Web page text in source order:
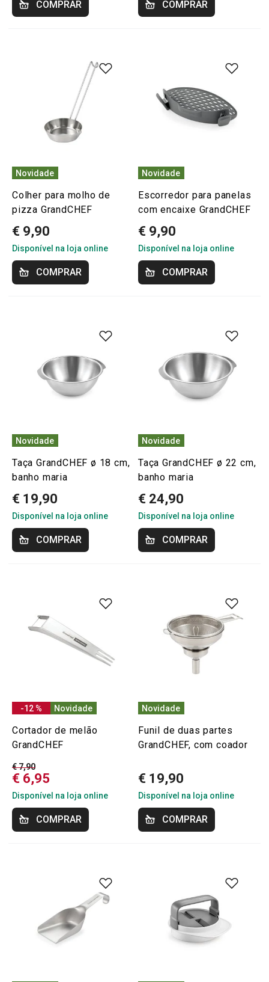
COMPRAR COMPRAR
Novidade
Colher para molho de
pizza GrandCHEF
€ 9,90
Disponível na loja online
COMPRAR
Novidade
Escorredor para panelas
com encaixe GrandCHEF
€ 9,90
Disponível na loja online
COMPRAR
Novidade
Taça GrandCHEF ø 18 cm,
banho maria
€ 19,90
Disponível na loja online
COMPRAR
Novidade
Taça GrandCHEF ø 22 cm,
banho maria
€ 24,90
Disponível na loja online
COMPRAR
-12 % Novidade
Cortador de melão
GrandCHEF
€ 7,90
€ 6,95
Disponível na loja online
COMPRAR
Novidade
Funil de duas partes
GrandCHEF, com coador
€ 19,90
Disponível na loja online
COMPRAR